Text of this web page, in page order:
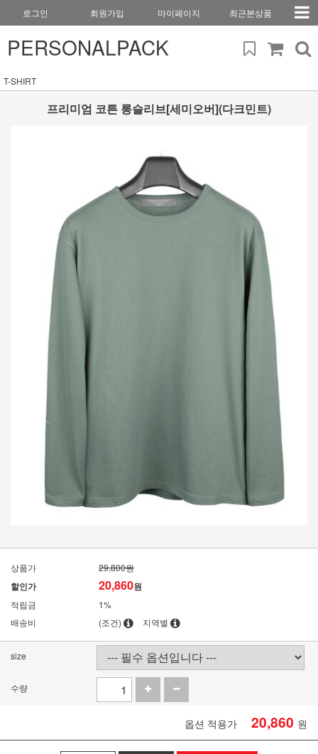
로그인 회원가입 마이페이지 최근본상품
PERSONALPACK
T-SHIRT
프리미엄 코튼 롱슬리브[세미오버](다크민트)
상품가 29,800원
할인가 20,860원
적립금
1%
배송비
(조건) 지역별
size
수량
옵션 적용가 20,860 원